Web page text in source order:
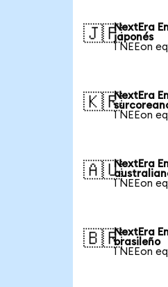
🇯🇵NextEra
japonés
1 NEEon
🇰🇷NextEra
1 NEEon
🇦🇺NextEra
1 NEEon
🇧🇷NextEra
brasileño
1 NEEon